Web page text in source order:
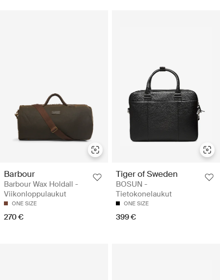
Barbour
Barbour Wax Holdall -
Viikonloppulaukut
ONE SIZE
270 €
Tiger of Sweden
BOSUN -
Tietokonelaukut
ONE SIZE
399 €